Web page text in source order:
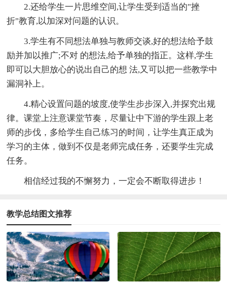
2.还给学生一片思维空间,让学生受到适当的"挫
折"教育,以加深对问题的认识。
3.学生有不同想法单独与教师交谈,好的想法给予鼓
励并加以推广;不对 的想法,给予单独的指正。这样,学生
即可以大胆放心的说出自己的想 法,又可以把一些教学中
漏洞补上。
4.精心设置问题的坡度,使学生步步深入,并探究出规
律。课堂上注意课堂节奏，尽量让中下游的学生跟上老
师的步伐，多给学生自己练习的时间，让学生真正成为
学习的主体，做到不仅是老师完成任务，还要学生完成
任务。
相信经过我的不懈努力，一定会不断取得进步！
教学总结图文推荐